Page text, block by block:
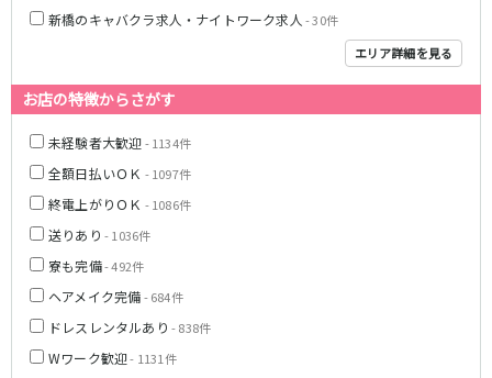
新橋のキャバクラ求人・ナイトワーク求人 - 30件
エリア詳細を見る
お店の特徴からさがす
未経験者大歓迎- 1134件
全額日払いＯＫ - 1097件
終電上がりＯＫ - 1086件
送りあり - 1036件
寮も完備- 492件
ヘアメイク完備- 684件
ドレスレンタルあり - 838件
Wワーク歓迎- 1131件
坂戸・東松山
千葉
柏
市原・木更津・君津
八千代台・勝田台
栃木県
宇都宮
茨城県
駒込駅
大塚駅
高田馬場駅
巣鴨駅
西日暮里駅
目黒駅
目白駅
池袋駅
新宿駅